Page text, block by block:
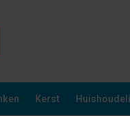
Kerst